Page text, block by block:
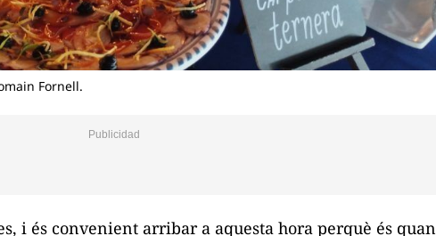
Fornell.
i és convenient arribar a aquesta hora perquè és quan